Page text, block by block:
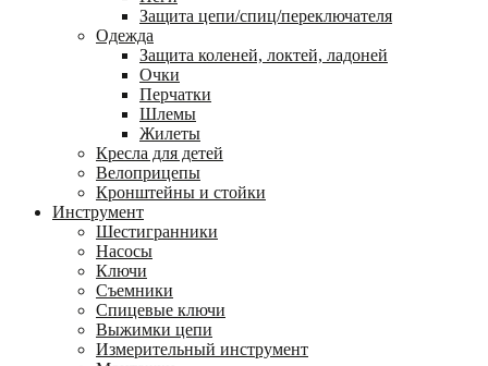
Защита цепи/спиц/переключателя
Одежда
Защита коленей, локтей, ладоней
Очки
Перчатки
Шлемы
Жилеты
Кресла для детей
Велоприцепы
Кронштейны и стойки
Инструмент
Шестигранники
Насосы
Ключи
Съемники
Спицевые ключи
Выжимки цепи
Измерительный инструмент